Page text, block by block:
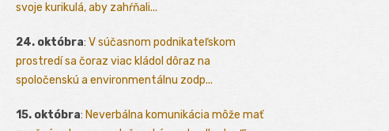
svoje kurikulá, aby zahŕňali...
24. októbra: V súčasnom podnikateľskom
prostredí sa čoraz viac kládol dôraz na
spoločenskú a environmentálnu zodp...
15. októbra: Neverbálna komunikácia môže mať